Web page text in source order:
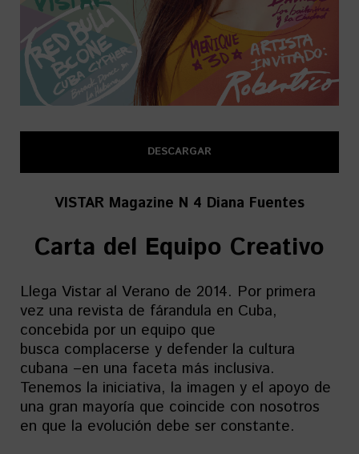
DESCARGAR
VISTAR Magazine N 4 Diana Fuentes
Carta del Equipo Creativo
Llega Vistar al Verano de 2014. Por primera
vez una revista de fárandula en Cuba,
concebida por un equipo que
busca complacerse y defender la cultura
cubana –en una faceta más inclusiva.
Tenemos la iniciativa, la imagen y el apoyo de
una gran mayoría que coincide con nosotros
en que la evolución debe ser constante.